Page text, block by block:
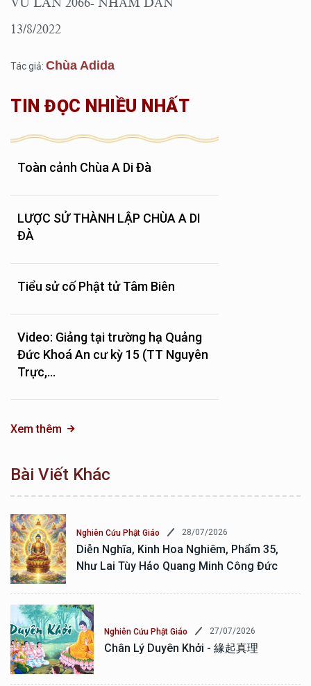
VU LAN 2066- NHÂM DẦN
13/8/2022
Tác giả: Chùa Adida
TIN ĐỌC NHIỀU NHẤT
Toàn cảnh Chùa A Di Đà
LƯỢC SỬ THÀNH LẬP CHÙA A DI
ĐÀ
Tiểu sử cố Phật tử Tâm Biên
Video: Giảng tại trường hạ Quảng
Đức Khoá An cư kỳ 15 (TT Nguyên
Trực,...
Xem thêm
Bài Viết Khác
Nghiên Cứu Phật Giáo 28/07/2026
Diễn Nghĩa, Kinh Hoa Nghiêm, Phẩm 35,
Như Lai Tùy Hảo Quang Minh Công Đức
Nghiên Cứu Phật Giáo 27/07/2026
Chân Lý Duyên Khởi - 緣起真理